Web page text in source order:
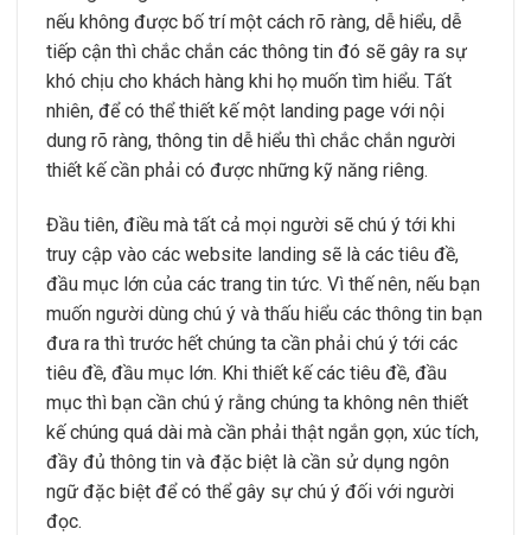
nếu không được bố trí một cách rõ ràng, dễ hiểu, dễ
tiếp cận thì chắc chắn các thông tin đó sẽ gây ra sự
khó chịu cho khách hàng khi họ muốn tìm hiểu. Tất
nhiên, để có thể thiết kế một landing page với nội
dung rõ ràng, thông tin dễ hiểu thì chắc chắn người
thiết kế cần phải có được những kỹ năng riêng.
Đầu tiên, điều mà tất cả mọi người sẽ chú ý tới khi
truy cập vào các website landing sẽ là các tiêu đề,
đầu mục lớn của các trang tin tức. Vì thế nên, nếu bạn
muốn người dùng chú ý và thấu hiểu các thông tin bạn
đưa ra thì trước hết chúng ta cần phải chú ý tới các
tiêu đề, đầu mục lớn. Khi thiết kế các tiêu đề, đầu
mục thì bạn cần chú ý rằng chúng ta không nên thiết
kế chúng quá dài mà cần phải thật ngắn gọn, xúc tích,
đầy đủ thông tin và đặc biệt là cần sử dụng ngôn
ngữ đặc biệt để có thể gây sự chú ý đối với người
đọc.